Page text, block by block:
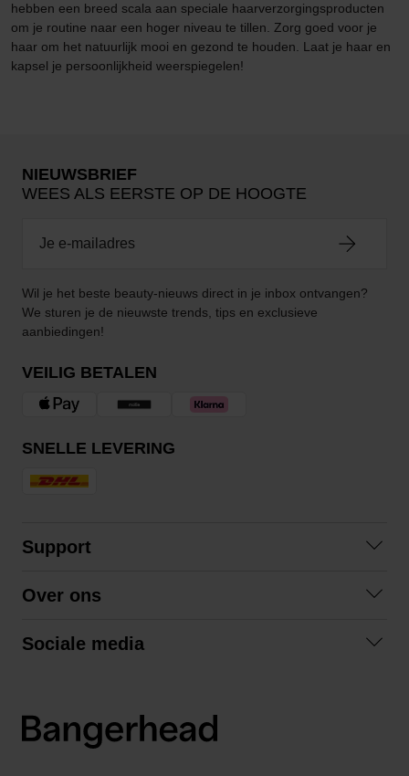
hebben een breed scala aan speciale haarverzorgingsproducten
om je routine naar een hoger niveau te tillen. Zorg goed voor je
haar om het natuurlijk mooi en gezond te houden. Laat je haar en
kapsel je persoonlijkheid weerspiegelen!
NIEUWSBRIEF
WEES ALS EERSTE OP DE HOOGTE
Wil je het beste beauty-nieuws direct in je inbox ontvangen?
We sturen je de nieuwste trends, tips en exclusieve
aanbiedingen!
VEILIG BETALEN
SNELLE LEVERING
Support
Algemene voorwaarden
Over ons
Sociale media
LinkedIn